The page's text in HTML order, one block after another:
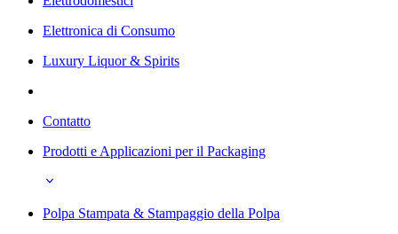
Elettronica di Consumo
Luxury Liquor & Spirits
Contatto
Prodotti e Applicazioni per il Packaging
Polpa Stampata & Stampaggio della Polpa